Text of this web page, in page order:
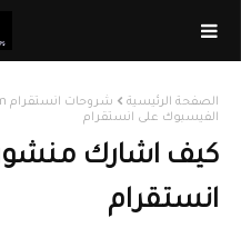
الصفحة الرئيسية شروحات انستقرام Instagram
الفيسبوك على انستقرام
كيف اشارك
انستقرام